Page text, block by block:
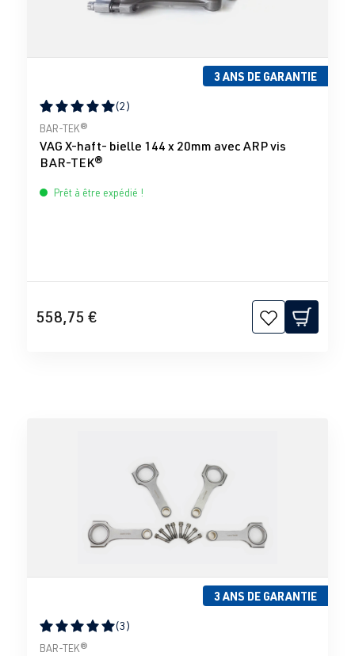
3 ANS DE GARANTIE
Note moyenne de 5 sur 5 étoiles
(2)
BAR-TEK®
VAG X-haft- bielle 144 x 20mm avec ARP vis
BAR-TEK®
Prêt à être expédié !
558,75 €
3 ANS DE GARANTIE
Note moyenne de 5 sur 5 étoiles
(3)
BAR-TEK®